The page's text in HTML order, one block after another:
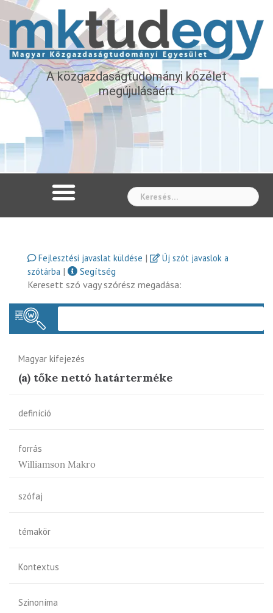
A közgazdaságtudományi közélet
megújulásáért
Fejlesztési javaslat küldése |
Új szót javaslok a
szótárba |
Segítség
Keresett szó vagy szórész megadása:
Magyar kifejezés
(a) tőke nettó határterméke
definíció
forrás
Williamson Makro
szófaj
témakör
Kontextus
Szinoníma